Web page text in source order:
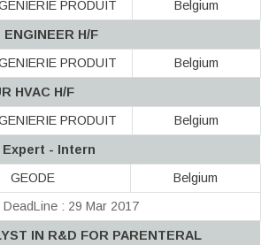
PRODUIT
Belgium
ENGINEER H/F
PRODUIT
Belgium
HVAC H/F
PRODUIT
Belgium
Expert - Intern
GEODE
Belgium
DeadLine : 29 Mar 2017
IN R&D FOR PARENTERAL